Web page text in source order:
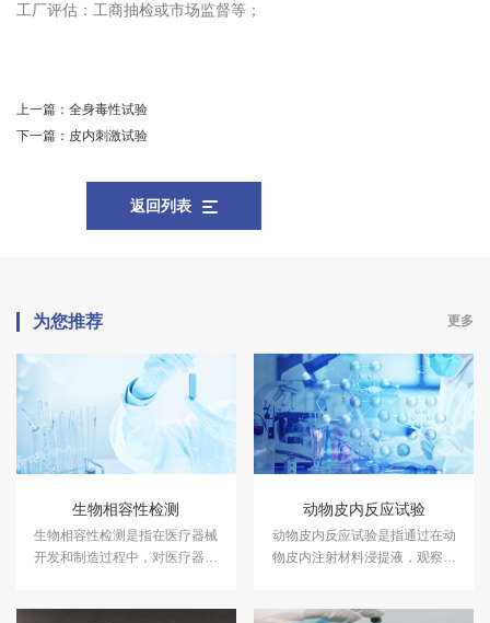
工厂评估：工商抽检或市场监督等；
上一篇： 全身毒性试验
下一篇： 皮内刺激试验
返回列表
为您推荐 更多
生物相容性检测
生物相容性检测是指在医疗器械
开发和制造过程中，对医疗器械
动物皮内反应试验
动物皮内反应试验是指通过在动
物皮内注射材料浸提液，观察材